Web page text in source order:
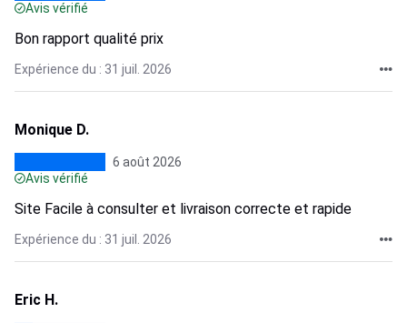
Avis vérifié
Bon rapport qualité prix
Expérience du : 31 juil. 2026
Monique D.
6 août 2026
Avis vérifié
Site Facile à consulter et livraison correcte et rapide
Expérience du : 31 juil. 2026
Eric H.